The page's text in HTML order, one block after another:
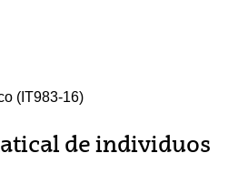
(IT983-16)
de individuos